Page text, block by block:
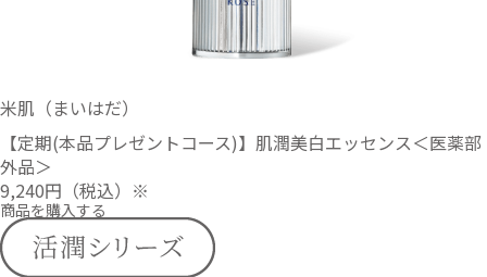
米肌（まいはだ）
【定期(本品プレゼントコース)】肌潤美白エッセンス＜医薬部
外品＞
9,240円 （税込）※
商品を購入する